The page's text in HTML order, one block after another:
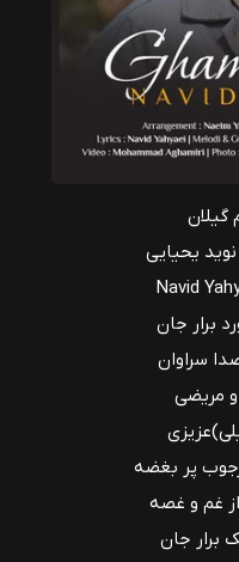
گیلان
یحیایی
Navid
برار جان
سراوان
و مریضی
پر بغضه
غم و غصه
برار جان